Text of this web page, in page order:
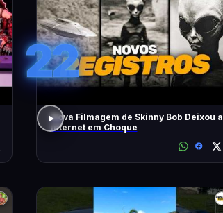
22
Nova Filmagem de Skinny Bob Deixou a
Internet em Choque